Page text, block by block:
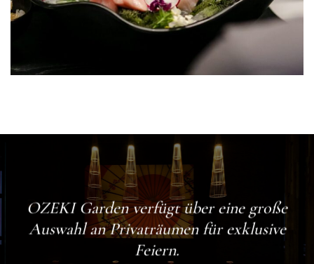
OZEKI Gardenverfügt über eine große
Auswahl an Privaträumen für exklusive
Feiern.